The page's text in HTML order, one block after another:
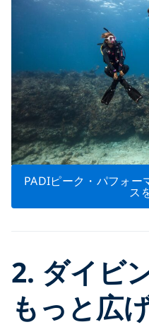
PADIピーク・パフォー
ス
2. ダイビ
もっと広